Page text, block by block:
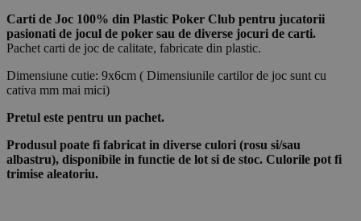
Carti de Joc 100% din Plastic Poker Club pentru jucatorii
pasionati de jocul de poker sau de diverse jocuri de carti.
Pachet carti de joc de calitate, fabricate din plastic.
Dimensiune cutie: 9x6cm ( Dimensiunile cartilor de joc sunt cu
cativa mm mai mici)
Pretul este pentru un pachet.
Produsul poate fi fabricat in diverse culori (rosu si/sau
albastru), disponibile in functie de lot si de stoc. Culorile pot fi
trimise aleatoriu.